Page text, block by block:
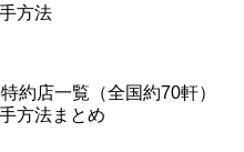
方法
約店一覧（全国約70軒）
方法まとめ